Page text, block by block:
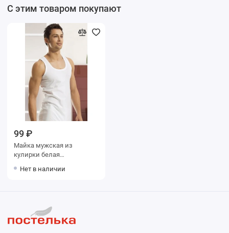
С этим товаром покупают
99 ₽
Майка мужская из
кулирки белая
Нет в наличии